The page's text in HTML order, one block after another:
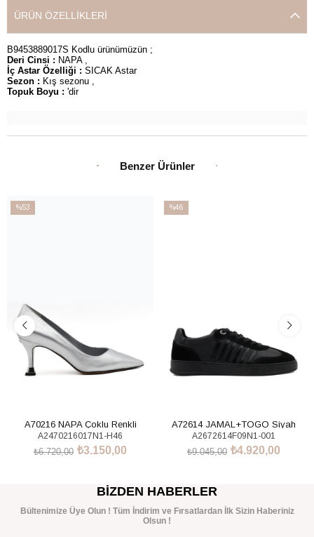
ÜRÜN ÖZELLIKLERI
B9453889017S Kodlu ürünümüzün ;
Deri Cinsi : NAPA ,
İç Astar Özelliği : SICAK Astar
Sezon : Kış sezonu ,
Topuk Boyu : 'dir
Benzer Ürünler
%53
A70216 NAPA Çoklu Renkli
A2470216017N1-H46
₺3.150,00
₺6.720,00
%46
A72614 JAMAL+TOGO Siyah
Sneakers Ayakkabı
A2672614F09N1-001
₺4.920,00
₺9.045,00
BIZDEN HABERLER
Bültenimize Üye Olun ! Tüm İndirim ve Fırsatlardan İlk Sizin Haberiniz
Olsun !